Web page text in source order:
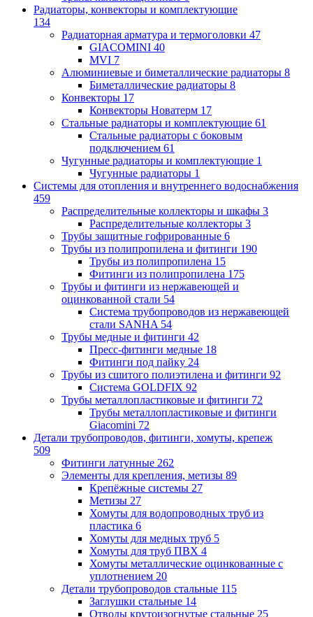
Радиаторы, конвекторы и комплектующие
134
Радиаторная арматура и термоголовки 47
GIACOMINI 40
MVI 7
Алюминиевые и биметаллические радиаторы 8
Биметаллические радиаторы 8
Конвекторы 17
Конвекторы Новатерм 17
Стальные радиаторы и комплектующие 61
Стальные радиаторы с боковым
подключением 61
Чугунные радиаторы и комплектующие 1
Чугунные радиаторы 1
Системы для отопления и внутреннего водоснабжения
459
Распределительные коллекторы и шкафы 3
Распределительные коллекторы 3
Трубы защитные гофрированные 6
Трубы из полипропилена и фитинги 190
Трубы из полипропилена 15
Фитинги из полипропилена 175
Трубы и фитинги из нержавеющей и
оцинкованной стали 54
Система трубопроводов из нержавеющей
стали SANHA 54
Трубы медные и фитинги 42
Пресс-фитинги медные 18
Фитинги под пайку 24
Трубы из сшитого полиэтилена и фитинги 92
Система GOLDFIX 92
Трубы металлопластиковые и фитинги 72
Трубы металлопластиковые и фитинги
Giacomini 72
Детали трубопроводов, фитинги, хомуты, крепеж
509
Фитинги латунные 262
Элементы для крепления, метизы 89
Крепёжные системы 27
Метизы 27
Хомуты для водопроводных труб из
пластика 6
Хомуты для медных труб 5
Хомуты для труб ПВХ 4
Хомуты металлические оцинкованные с
уплотнением 20
Детали трубопроводов стальные 115
Заглушки стальные 14
Отводы крутоизогнутые стальные 25